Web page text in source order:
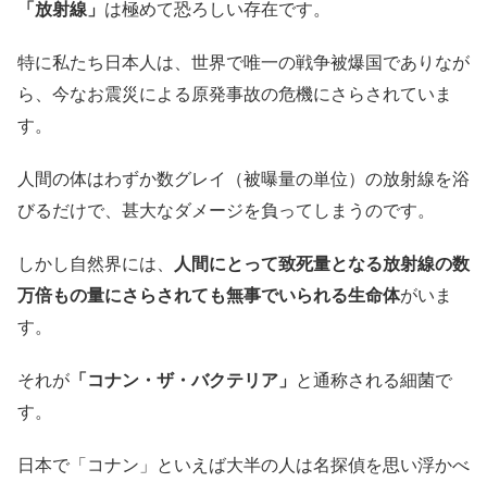
「放射線」 は極めて恐ろしい存在です。
特に私たち日本人は、世界で唯一の戦争被爆国でありなが
ら、今なお震災による原発事故の危機にさらされていま
す。
人間の体はわずか数グレイ（被曝量の単位）の放射線を浴
びるだけで、甚大なダメージを負ってしまうのです。
しかし自然界には、
人間にとって致死量となる放射線の数
万倍もの量にさらされても無事でいられる生命体がいま
す。
それが 「コナン・ザ・バクテリア」 と通称される細菌で
す。
日本で「コナン」といえば大半の人は名探偵を思い浮かべ